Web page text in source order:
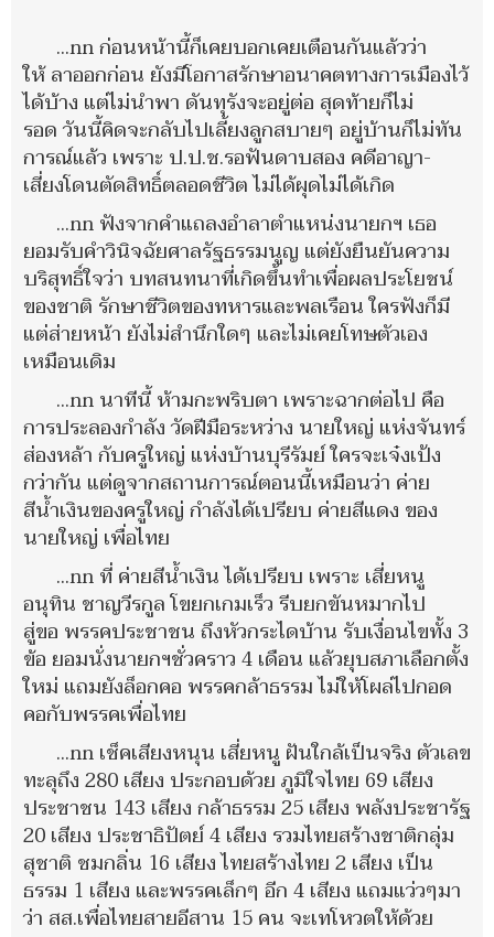
...nn ก่อนหน้านี้ก็เคยบอกเคยเตือนกันแล้วว่า
ให้ ลาออกก่อน ยังมีโอกาสรักษาอนาคตทางการเมืองไว้
ได้บ้าง แต่ไม่นำพา ดันทุรังจะอยู่ต่อ สุดท้ายก็ไม่
รอด วันนี้คิดจะกลับไปเลี้ยงลูกสบายๆ อยู่บ้านก็ไม่ทัน
การณ์แล้ว เพราะ ป.ป.ช.รอฟันดาบสอง คดีอาญา-
เสี่ยงโดนตัดสิทธิ์ตลอดชีวิต ไม่ได้ผุดไม่ได้เกิด
...nn ฟังจากคำแถลงอำลาตำแหน่งนายกฯ เธอ
ยอมรับคำวินิจฉัยศาลรัฐธรรมนูญ แต่ยังยืนยันความ
บริสุทธิ์ใจว่า บทสนทนาที่เกิดขึ้นทำเพื่อผลประโยชน์
ของชาติ รักษาชีวิตของทหารและพลเรือน⁣ ใครฟังก็มี
แต่ส่ายหน้า ยังไม่สำนึกใดๆ และไม่เคยโทษตัวเอง
เหมือนเดิม
...nn นาทีนี้ ห้ามกะพริบตา เพราะฉากต่อไป คือ
การประลองกำลัง วัดฝีมือระหว่าง นายใหญ่ แห่งจันทร์
ส่องหล้า กับครูใหญ่ แห่งบ้านบุรีรัมย์ ใครจะเจ๋งเป้ง
กว่ากัน แต่ดูจากสถานการณ์ตอนนี้เหมือนว่า ค่าย
สีน้ำเงินของครูใหญ่ กำลังได้เปรียบ ค่ายสีแดง ของ
นายใหญ่ เพื่อไทย
...nn ที่ ค่ายสีน้ำเงิน ได้เปรียบ เพราะ เสี่ยหนู
อนุทิน ชาญวีรกูล โขยกเกมเร็ว รีบยกขันหมากไป
สู่ขอ พรรคประชาชน ถึงหัวกระไดบ้าน รับเงื่อนไขทั้ง 3
ข้อ ยอมนั่งนายกฯชั่วคราว 4 เดือน แล้วยุบสภาเลือกตั้ง
ใหม่ แถมยังล็อกคอ พรรคกล้าธรรม ไม่ให้โผล่ไปกอด
คอกับพรรคเพื่อไทย
...nn เช็คเสียงหนุน เสี่ยหนู ฝันใกล้เป็นจริง ตัวเลข
ทะลุถึง 280 เสียง ประกอบด้วย ภูมิใจไทย 69 เสียง
ประชาชน 143 เสียง กล้าธรรม 25 เสียง พลังประชารัฐ
20 เสียง ประชาธิปัตย์ 4 เสียง รวมไทยสร้างชาติกลุ่ม
สุชาติ ชมกลิ่น 16 เสียง ไทยสร้างไทย 2 เสียง เป็น
ธรรม 1 เสียง และพรรคเล็กๆ อีก 4 เสียง แถมแว่วๆมา
ว่า สส.เพื่อไทยสายอีสาน 15 คน จะเทโหวตให้ด้วย